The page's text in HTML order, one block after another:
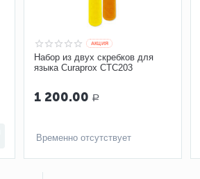
AКЦИЯ
Набор из двух скребков для
языка Curaprox CTC203
1 200.00 Р
Временно отсутствует